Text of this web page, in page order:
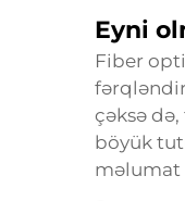
Eyni
Fiber
çəksə
böyük
məlumat